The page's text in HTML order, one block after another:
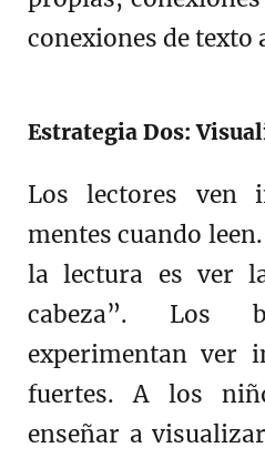
conexiones de texto
Estrategia Dos:
Los lectores ven
mentes cuando
la lectura es ver
cabeza”. Los
experimentan ver
fuertes. A los
enseñar a